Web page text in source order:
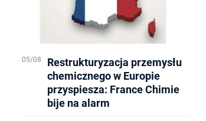
05/08
Restrukturyzacja przemysłu
chemicznego w Europie
przyspiesza: France Chimie
bije na alarm